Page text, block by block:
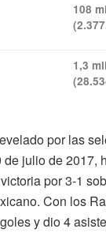
108
1,3
por las
de julio de 2017,
por 3-1
Con los
y dio 4